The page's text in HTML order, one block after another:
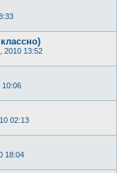
2010 13:52
10:06
02:13
18:04